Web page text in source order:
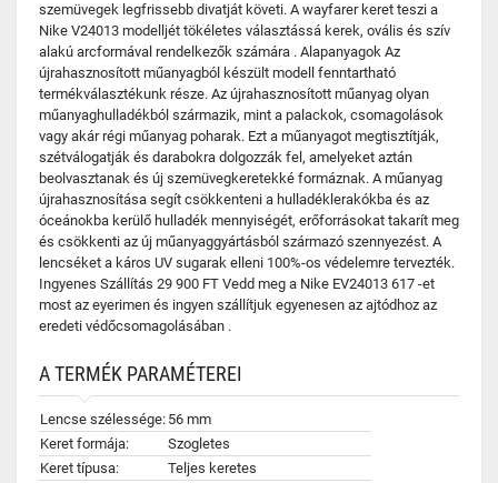
szemüvegek legfrissebb divatját követi. A wayfarer keret teszi a
Nike V24013 modelljét tökéletes választássá kerek, ovális és szív
alakú arcformával rendelkezők számára . Alapanyagok Az
újrahasznosított műanyagból készült modell fenntartható
termékválasztékunk része. Az újrahasznosított műanyag olyan
műanyaghulladékból származik, mint a palackok, csomagolások
vagy akár régi műanyag poharak. Ezt a műanyagot megtisztítják,
szétválogatják és darabokra dolgozzák fel, amelyeket aztán
beolvasztanak és új szemüvegkeretekké formáznak. A műanyag
újrahasznosítása segít csökkenteni a hulladéklerakókba és az
óceánokba kerülő hulladék mennyiségét, erőforrásokat takarít meg
és csökkenti az új műanyaggyártásból származó szennyezést. A
lencséket a káros UV sugarak elleni 100%-os védelemre tervezték.
Ingyenes Szállítás 29 900 FT Vedd meg a Nike EV24013 617 -et
most az eyerimen és ingyen szállítjuk egyenesen az ajtódhoz az
eredeti védőcsomagolásában .
A TERMÉK PARAMÉTEREI
Lencse szélessége: 56 mm
Keret formája:
Szogletes
Keret típusa:
Teljes keretes